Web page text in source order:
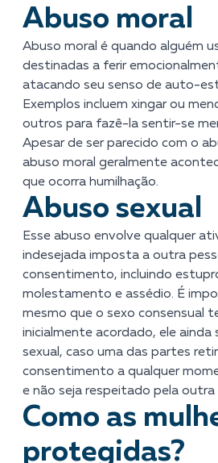
Abuso moral
Abuso moral é quando alguém
destinadas a ferir
atacando seu senso de auto-
Exemplos incluem xingar ou
outros para fazê-la sentir-se
Apesar de ser parecido com o
abuso moral geralmente
que ocorra humilhação.
Abuso sexual
Esse abuso envolve qualquer
indesejada imposta a outra
consentimento, incluindo
molestamento e assédio. É
mesmo que o sexo consensual
inicialmente acordado, ele ainda
sexual, caso uma das partes
consentimento a qualquer
e não seja respeitado pela
Como as
protegidas?